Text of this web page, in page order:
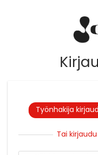
Työnhakija
Tai